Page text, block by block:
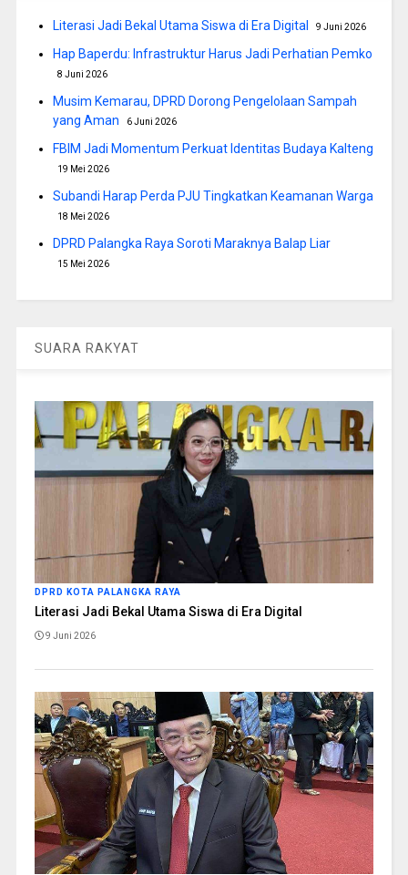
Literasi Jadi Bekal Utama Siswa di Era Digital 9 Juni 2026
Hap Baperdu: Infrastruktur Harus Jadi Perhatian Pemko
8 Juni 2026
Musim Kemarau, DPRD Dorong Pengelolaan Sampah
yang Aman
6 Juni 2026
FBIM Jadi Momentum Perkuat Identitas Budaya Kalteng
19 Mei 2026
Subandi Harap Perda PJU Tingkatkan Keamanan Warga
18 Mei 2026
DPRD Palangka Raya Soroti Maraknya Balap Liar
15 Mei 2026
SUARA RAKYAT
DPRD KOTA PALANGKA RAYA
Literasi Jadi Bekal Utama Siswa di Era Digital
9 Juni 2026